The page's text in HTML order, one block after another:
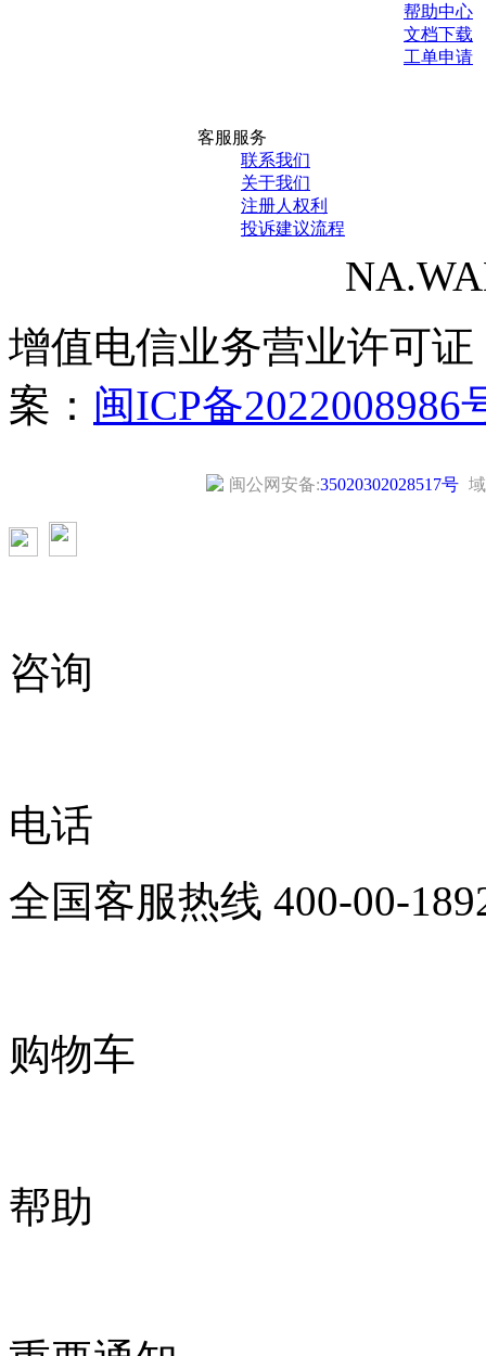
帮助中心
文档下载
工单申请
客服服务
联系我们
关于我们
注册人权利
投诉建议流程
增值电信业务营业许可证
案： 闽ICP备2022008986
闽公网安备:35020302028517号
咨询
电话
全国客服热线 400-00-
购物车
帮助